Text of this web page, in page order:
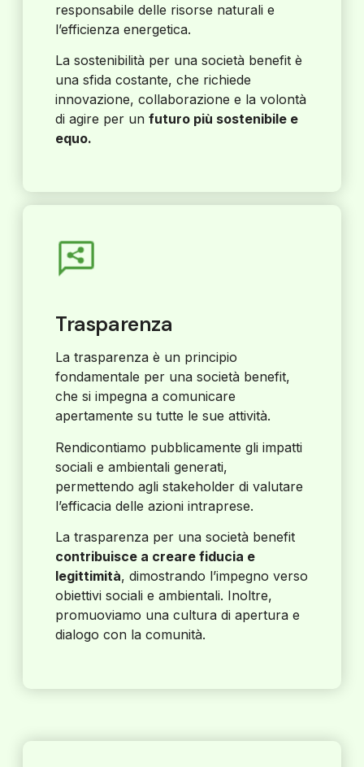
responsabile delle risorse naturali e
l’efficienza energetica.
La sostenibilità per una società benefit è
una sfida costante, che richiede
innovazione, collaborazione e la volontà
di agire per un futuro più sostenibile e
equo.
Trasparenza
La trasparenza è un principio
fondamentale per una società benefit,
che si impegna a comunicare
apertamente su tutte le sue attività.
Rendicontiamo pubblicamente gli impatti
sociali e ambientali generati,
permettendo agli stakeholder di valutare
l’efficacia delle azioni intraprese.
La trasparenza per una società benefit
contribuisce a creare fiducia e
legittimità, dimostrando l’impegno verso
obiettivi sociali e ambientali. Inoltre,
promuoviamo una cultura di apertura e
dialogo con la comunità.